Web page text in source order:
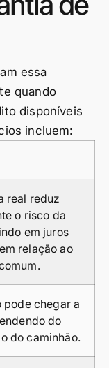
essa
quando
disponíveis
incluem:
real reduz
o risco da
em juros
relação ao
pode chegar a
do
do caminhão.